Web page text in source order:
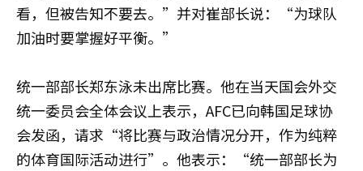
看，但被告知不要去。”并对崔部长说：“为球队
加油时要掌握好平衡。”
统一部部长郑东泳未出席比赛。他在当天国会外交
统一委员会全体会议上表示，AFC已向韩国足球协
会发函，请求“将比赛与政治情况分开，作为纯粹
的体育国际活动进行”。他表示：“统一部部长为